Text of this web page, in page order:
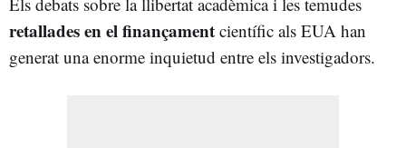
retallades en el finançament científic als EUA han
generat una enorme inquietud entre els investigadors.